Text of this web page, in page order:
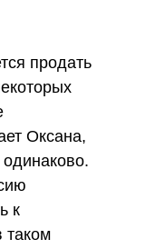
продать
Оксана,
одинаково.
к
таком